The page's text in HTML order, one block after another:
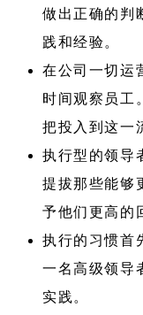
做出正确的判
践和经验。
在公司一切运
时间观察员工
把投入到这一
执行型的领导
提拔那些能够
予他们更高的
执行的习惯首
一名高级领导
实践。